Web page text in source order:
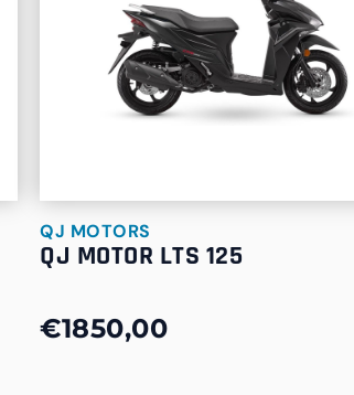
QJ MOTORS
QJ MOTOR LTS 125
€1850,00